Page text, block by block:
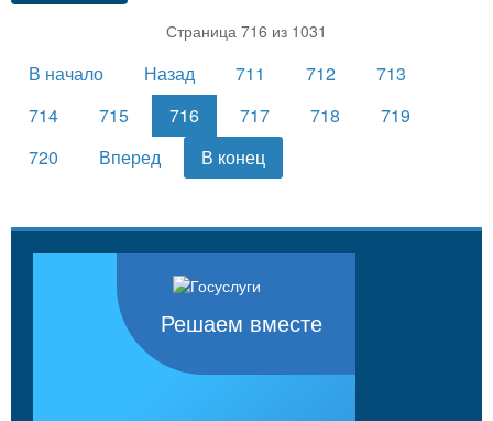
Страница 716 из 1031
В начало Назад 711 712
713
714
715 716 717 718
719
720
Вперед В конец
Решаем вместе